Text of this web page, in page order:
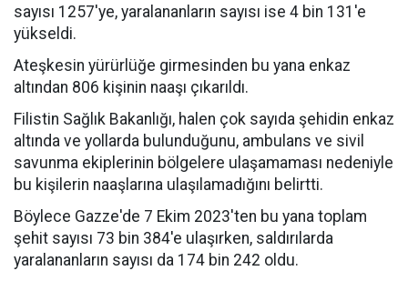
sayısı 1257'ye, yaralananların sayısı ise 4 bin 131'e
yükseldi.
Ateşkesin yürürlüğe girmesinden bu yana enkaz
altından 806 kişinin naaşı çıkarıldı.
Filistin Sağlık Bakanlığı, halen çok sayıda şehidin enkaz
altında ve yollarda bulunduğunu, ambulans ve sivil
savunma ekiplerinin bölgelere ulaşamaması nedeniyle
bu kişilerin naaşlarına ulaşılamadığını belirtti.
Böylece Gazze'de 7 Ekim 2023'ten bu yana toplam
şehit sayısı 73 bin 384'e ulaşırken, saldırılarda
yaralananların sayısı da 174 bin 242 oldu.